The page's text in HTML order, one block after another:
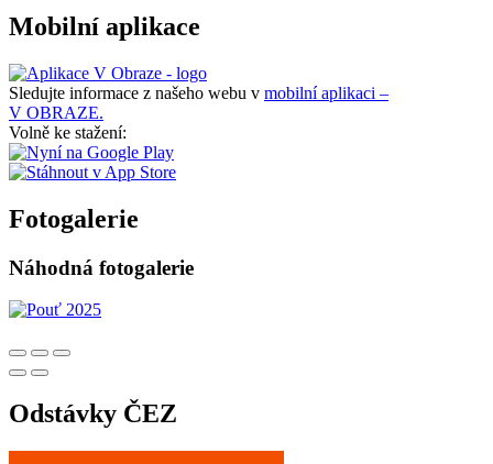
Mobilní aplikace
Sledujte informace z našeho webu v mobilní aplikaci –
V OBRAZE.
Volně ke stažení:
Fotogalerie
Náhodná fotogalerie
Odstávky ČEZ